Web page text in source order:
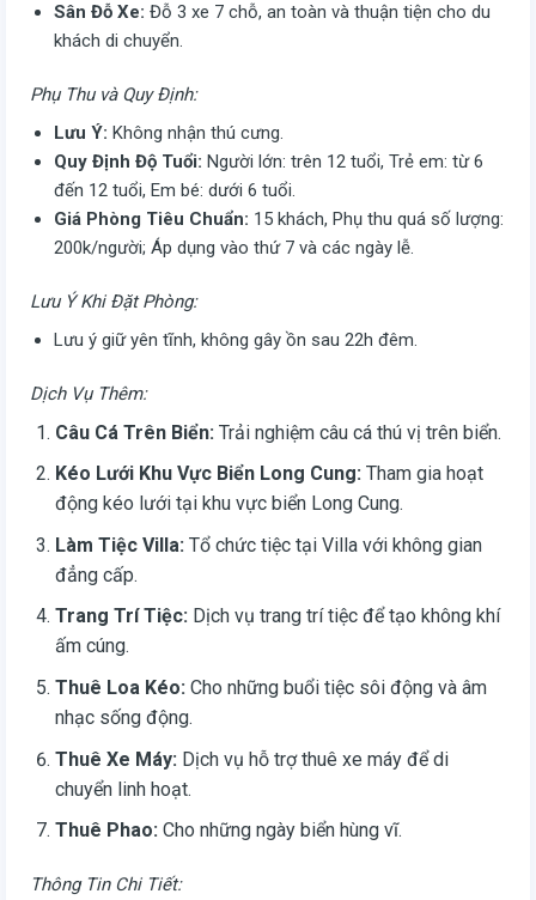
Sân Đỗ Xe: Đỗ 3 xe 7 chỗ, an toàn và thuận tiện cho du
khách di chuyển.
Phụ Thu và Quy Định:
Lưu Ý: Không nhận thú cưng.
Quy Định Độ Tuổi: Người lớn: trên 12 tuổi, Trẻ em: từ 6
đến 12 tuổi, Em bé: dưới 6 tuổi.
Giá Phòng Tiêu Chuẩn: 15 khách, Phụ thu quá số lượng:
200k/người; Áp dụng vào thứ 7 và các ngày lễ.
Lưu Ý Khi Đặt Phòng:
Lưu ý giữ yên tĩnh, không gây ồn sau 22h đêm.
Dịch Vụ Thêm:
Câu Cá Trên Biển: Trải nghiệm câu cá thú vị trên biển.
Kéo Lưới Khu Vực Biển Long Cung: Tham gia hoạt
động kéo lưới tại khu vực biển Long Cung.
Làm Tiệc Villa: Tổ chức tiệc tại Villa với không gian
đẳng cấp.
Trang Trí Tiệc: Dịch vụ trang trí tiệc để tạo không khí
ấm cúng.
Thuê Loa Kéo: Cho những buổi tiệc sôi động và âm
nhạc sống động.
Thuê Xe Máy: Dịch vụ hỗ trợ thuê xe máy để di
chuyển linh hoạt.
Thuê Phao: Cho những ngày biển hùng vĩ.
Thông Tin Chi Tiết: